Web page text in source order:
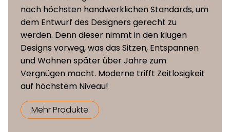
nach höchsten handwerklichen Standards, um
dem Entwurf des Designers gerecht zu
werden. Denn dieser nimmt in den klugen
Designs vorweg, was das Sitzen, Entspannen
und Wohnen später über Jahre zum
Vergnügen macht. Moderne trifft Zeitlosigkeit
auf höchstem Niveau!
Mehr Produkte